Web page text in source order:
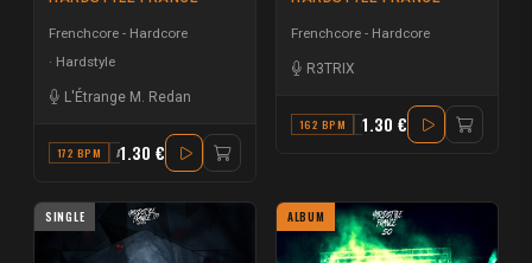
Frenchcore - Hardcore
Hardstyle
L'Étrange M. Redan
172 BPM A#1.30 €
Frenchcore - Hardcore
R3TRIX
162 BPM C#
1.30 €
SINGLE ALBUM